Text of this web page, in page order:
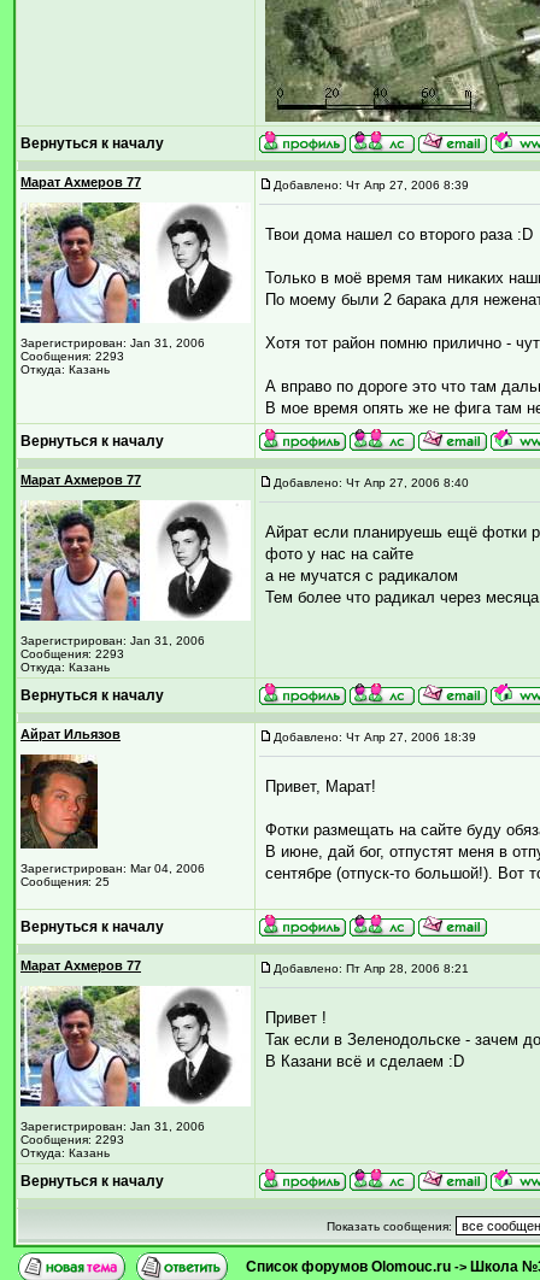
Вернуться к началу
Марат Ахмеров 77
Зарегистрирован: Jan 31, 2006
Сообщения: 2293
Откуда: Казань
Добавлено: Чт Апр 27, 2006 8:39
Твои дома нашел со второго раза :D
Только в моё время там никаких
По моему были 2 барака для
Хотя тот район помню прилично -
А вправо по дороге это что там
В мое время опять же не фига там
Вернуться к началу
Марат Ахмеров 77
Зарегистрирован: Jan 31, 2006
Сообщения: 2293
Откуда: Казань
Добавлено: Чт Апр 27, 2006 8:40
Айрат если планируешь ещё фотки
фото у нас на сайте
а не мучатся с радикалом
Тем более что радикал через
Вернуться к началу
Айрат Ильязов
Зарегистрирован: Mar 04, 2006
Сообщения: 25
Добавлено: Чт Апр 27, 2006 18:39
Привет, Марат!
Фотки размещать на сайте буду
В июне, дай бог, отпустят меня в
сентябре (отпуск-то большой!). Вот
Вернуться к началу
Марат Ахмеров 77
Зарегистрирован: Jan 31, 2006
Сообщения: 2293
Откуда: Казань
Добавлено: Пт Апр 28, 2006 8:21
Привет !
Так если в Зеленодольске - зачем
В Казани всё и сделаем :D
Вернуться к началу
Показать сообщения:
Список форумов Olomouc.ru -> Школа